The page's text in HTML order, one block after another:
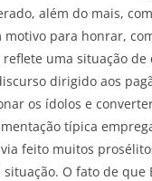
além do mais,
para honrar,
uma situação
dirigido aos
os ídolos e
típica
feito muitos
O fato de